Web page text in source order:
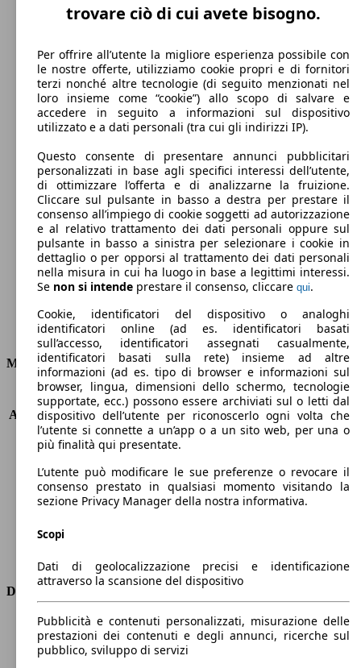
Velocità massima
Diesel
Carburante
93 g/km
Emissioni di CO2 (combinato)*
Consumi
Motore e Prestazioni
KW (PS)
88 kW (120 PS)
Accelerazione (0-100 km/h)
10.3s
Velocità massima (km/h)
194 km/h
Numero di marce
6
Coppia
300 nm
Cilindrata
1499 ccm
Carburante
Diesel
Trasmissione
Dimensioni
Lunghezza
4670 mm
Altezza
1480 mm
Larghezza
trovare ciò di cui avete bisogno.
Per offrire all’utente la migliore esperienza possibile con
le nostre offerte, utilizziamo cookie propri e di fornitori
terzi nonché altre tecnologie (di seguito menzionati nel
loro insieme come “cookie”) allo scopo di salvare e
accedere in seguito a informazioni sul dispositivo
utilizzato e a dati personali (tra cui gli indirizzi IP).
Questo consente di presentare annunci pubblicitari
personalizzati in base agli specifici interessi dell’utente,
di ottimizzare l’offerta e di analizzarne la fruizione.
Cliccare sul pulsante in basso a destra per prestare il
consenso all’impiego di cookie soggetti ad autorizzazione
e al relativo trattamento dei dati personali oppure sul
pulsante in basso a sinistra per selezionare i cookie in
dettaglio o per opporsi al trattamento dei dati personali
nella misura in cui ha luogo in base a legittimi interessi.
Se non si intende prestare il consenso, cliccare qui.
Cookie, identificatori del dispositivo o analoghi
identificatori online (ad es. identificatori basati
sull’accesso, identificatori assegnati casualmente,
identificatori basati sulla rete) insieme ad altre
informazioni (ad es. tipo di browser e informazioni sul
browser, lingua, dimensioni dello schermo, tecnologie
supportate, ecc.) possono essere archiviati sul o letti dal
dispositivo dell’utente per riconoscerlo ogni volta che
l’utente si connette a un’app o a un sito web, per una o
più finalità qui presentate.
L’utente può modificare le sue preferenze o revocare il
consenso prestato in qualsiasi momento visitando la
sezione Privacy Manager della nostra informativa.
Scopi
Dati di geolocalizzazione precisi e identificazione
attraverso la scansione del dispositivo
Pubblicità e contenuti personalizzati, misurazione delle
prestazioni dei contenuti e degli annunci, ricerche sul
pubblico, sviluppo di servizi